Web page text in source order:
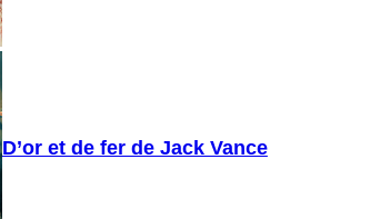
D’or et de fer de Jack Vance